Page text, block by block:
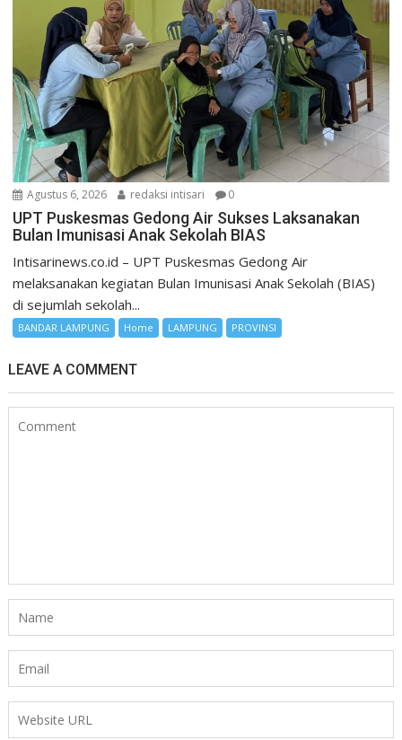
Agustus 6, 2026 redaksi intisari 0
UPT Puskesmas Gedong Air Sukses Laksanakan
Bulan Imunisasi Anak Sekolah BIAS
Intisarinews.co.id – UPT Puskesmas Gedong Air
melaksanakan kegiatan Bulan Imunisasi Anak Sekolah (BIAS)
di sejumlah sekolah...
BANDAR LAMPUNG Home LAMPUNG PROVINSI
LEAVE A COMMENT